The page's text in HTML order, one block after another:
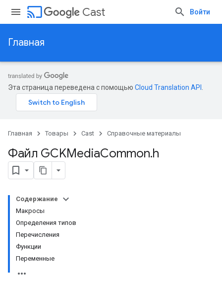
cast Cast Войти
Главная
Эта страница переведена с помощью Cloud Translation API
Главная Товары Cast Справочные материалы
Файл GCKMediaCommon.h
Содержание
Макросы
Определения типов
Перечисления
Функции
Переменные